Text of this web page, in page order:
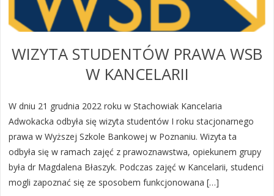
WIZYTA STUDENTÓW PRAWA WSB
W KANCELARII
W dniu 21 grudnia 2022 roku w Stachowiak Kancelaria
Adwokacka odbyła się wizyta studentów I roku stacjonarnego
prawa w Wyższej Szkole Bankowej w Poznaniu. Wizyta ta
odbyła się w ramach zajęć z prawoznawstwa, opiekunem grupy
była dr Magdalena Błaszyk. Podczas zajęć w Kancelarii, studenci
mogli zapoznać się ze sposobem funkcjonowana […]